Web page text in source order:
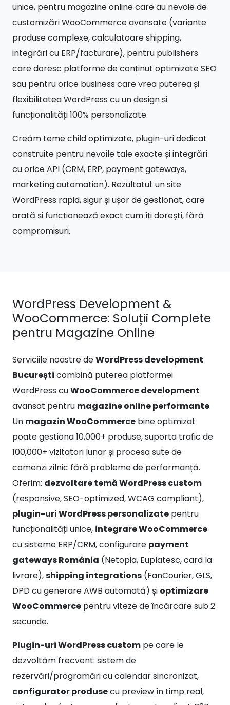
customizări WooCommerce avansate (variante
produse complexe, calculatoare shipping,
integrări cu ERP/facturare), pentru publishers
care doresc platforme de conținut optimizate SEO
sau pentru orice business care vrea puterea și
flexibilitatea WordPress cu un design și
funcționalități 100% personalizate.
Creăm teme child optimizate, plugin-uri dedicat
construite pentru nevoile tale exacte și integrări
cu orice API (CRM, ERP, payment gateways,
marketing automation). Rezultatul: un site
WordPress rapid, sigur și ușor de gestionat, care
arată și funcționează exact cum îți dorești, fără
compromisuri.
WooCommerce: Soluții Complete
pentru Magazine Online
Serviciile noastre de
Bucureșticombină puterea platformei
WordPress cuWooCommerce development
avansat pentrumagazine online performante
Unmagazin WooCommercebine optimizat
poate gestiona 10,000+ produse, suporta trafic de
100,000+ vizitatori lunar și procesa sute de
comenzi zilnic fără probleme de performanță.
Oferim:dezvoltare temă WordPress custom
(responsive, SEO-optimized, WCAG compliant),
plugin-uri WordPress personalizatepentru
funcționalități unice,integrare WooCommerce
cu sisteme ERP/CRM, configurarepayment
gateways România (Netopia, Euplatesc, card la
livrare),shipping integrations(FanCourier, GLS,
DPD cu generare AWB automată) șioptimizare
WooCommercepentru viteze de încărcare sub 2
secunde.
Plugin-uri WordPress custom
dezvoltăm frecvent: sistem de
rezervări/programări cu calendar sincronizat,
configurator produsecu preview în timp real,
sistem de oferte personalizate pentru clienți B2B,